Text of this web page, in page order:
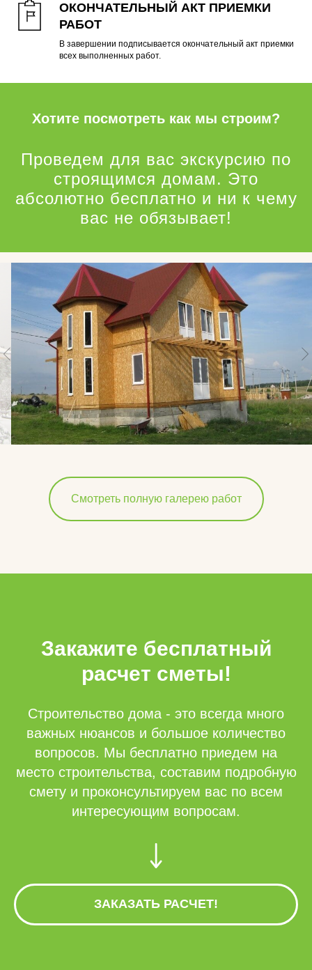
ОКОНЧАТЕЛЬНЫЙ АКТ ПРИЕМКИ
РАБОТ
В завершении подписывается окончательный акт приемки
всех выполненных работ.
Хотите посмотреть как мы строим?
Проведем для вас экскурсию по
строящимся домам. Это
абсолютно бесплатно и ни к чему
вас не обязывает!
Смотреть полную галерею работ
Закажите бесплатный
расчет сметы!
Строительство дома - это всегда много
важных нюансов и большое количество
вопросов. Мы бесплатно приедем на
место строительства, составим подробную
смету и проконсультируем вас по всем
интересующим вопросам.
ЗАКАЗАТЬ РАСЧЕТ!